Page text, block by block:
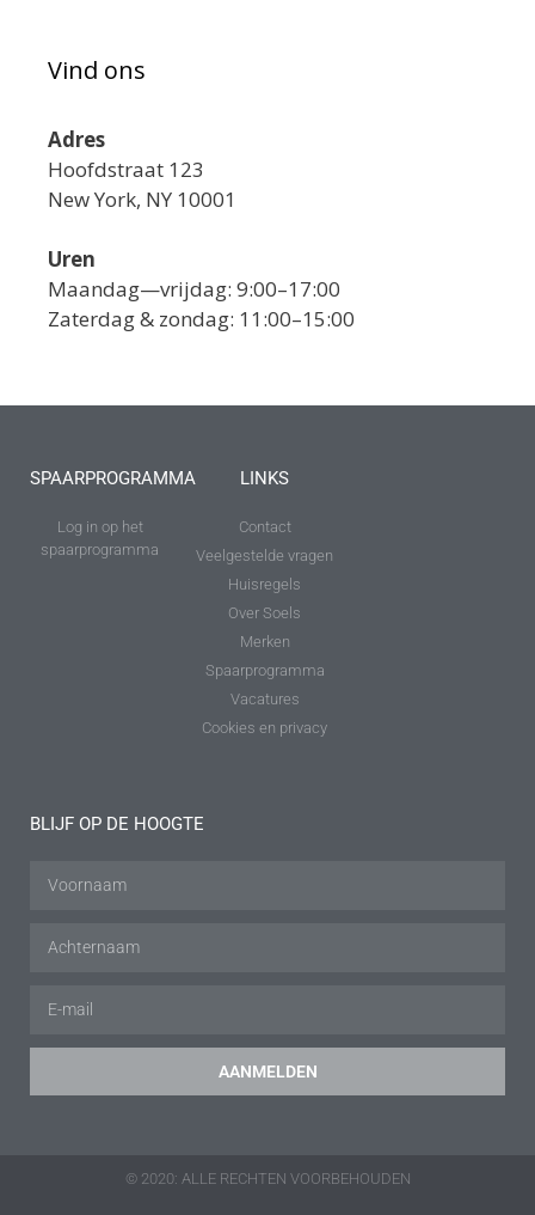
Vind ons
Adres
Hoofdstraat 123
New York, NY 10001
Uren
Maandag—vrijdag: 9:00–17:00
Zaterdag & zondag: 11:00–15:00
SPAARPROGRAMMA
Log in op het
spaarprogramma
LINKS
Contact
Veelgestelde vragen
Huisregels
Over Soels
Merken
Spaarprogramma
Vacatures
Cookies en privacy
BLIJF OP DE HOOGTE
AANMELDEN
© 2020: ALLE RECHTEN VOORBEHOUDEN